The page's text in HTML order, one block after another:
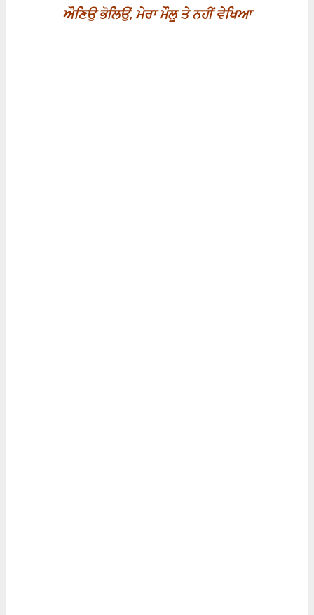
ਔਣਿਉ ਭੋਲਿਉਂ, ਮੇਰਾ ਮੌਲੂ ਤੇ ਨਹੀਂ ਵੇਖਿਆ